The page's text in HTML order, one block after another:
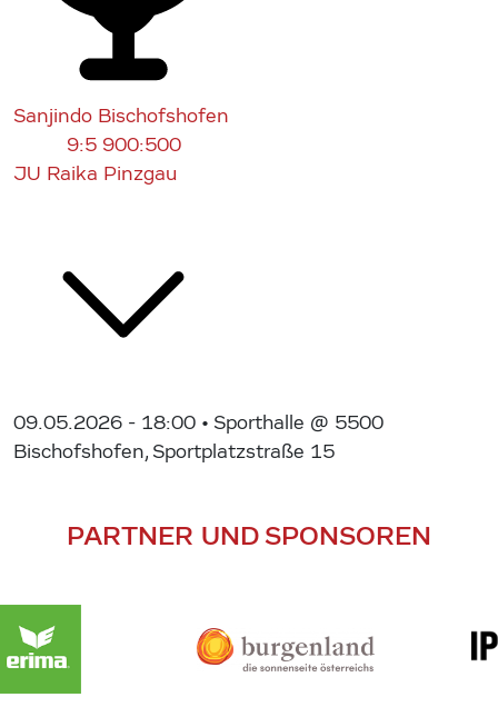
Sanjindo Bischofshofen
9:5 900:500
JU Raika Pinzgau
09.05.2026 - 18:00 • Sporthalle @ 5500
Bischofshofen, Sportplatzstraße 15
PARTNER UND SPONSOREN